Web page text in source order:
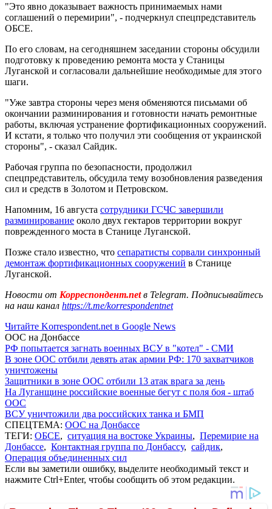
"Это явно доказывает важность принимаемых нами
соглашений о перемирии", - подчеркнул спецпредставитель
ОБСЕ.
По его словам, на сегодняшнем заседании стороны обсудили
подготовку к проведению ремонта моста у Станицы
Луганской и согласовали дальнейшие необходимые для этого
шаги.
"Уже завтра стороны через меня обменяются письмами об
окончании разминирования и готовности начать ремонтные
работы, включая устранение фортификационных сооружений.
И кстати, я только что получил эти сообщения от украинской
стороны", - сказал Сайдик.
Рабочая группа по безопасности, продолжил
спецпредставитель, обсудила тему возобновления разведения
сил и средств в Золотом и Петровском.
Напомним, 16 августа сотрудники ГСЧС завершили
разминирование около двух гектаров территории вокруг
поврежденного моста в Станице Луганской.
Позже стало известно, что сепаратисты сорвали синхронный
демонтаж фортификационных сооружений в Станице
Луганской.
Новости от Корреспондент.netв Telegram. Подписывайтесь
на наш канал https://t.me/korrespondentnet
Читайте Korrespondent.net в Google News
ООС на Донбассе
РФ попытается загнать военных ВСУ в "котел" - СМИ
В зоне ООС отбили девять атак армии РФ: 170 захватчиков
уничтожены
Защитники в зоне ООС отбили 13 атак врага за день
На Луганщине российские военные бегут с поля боя - штаб
ООС
ВСУ уничтожили два российских танка и БМП
СПЕЦТЕМА: ООС на Донбассе
ТЕГИ: ОБСЕ, ситуация на востоке Украины, Перемирие на
Донбассе, Контактная группа по Донбассу, сайдик,
Операция объединенных сил
Если вы заметили ошибку, выделите необходимый текст и
нажмите Ctrl+Enter, чтобы сообщить об этом редакции.